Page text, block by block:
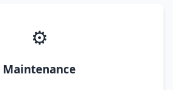
⚙️
Maintenance